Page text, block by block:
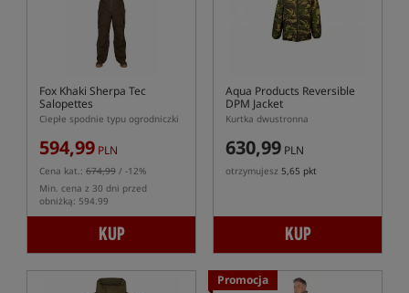
Fox Khaki Sherpa Tec
Salopettes
Ciepłe spodnie typu ogrodniczki
594,99 PLN
Cena kat.: 674,99 / -12%
Min. cena z 30 dni przed
obniżką: 594.99
KUP
Aqua Products Reversible
DPM Jacket
Kurtka dwustronna
630,99 PLN
otrzymujesz 5,65 pkt
KUP
Promocja